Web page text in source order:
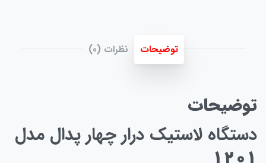
توضیحات نظرات (0)
توضیحات
دستگاه لاستیک درار چهار پدال مدل